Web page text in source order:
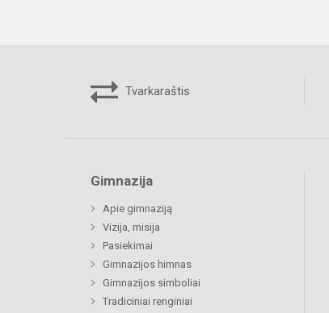
Tvarkaraštis
Gimnazija
Apie gimnaziją
Vizija, misija
Pasiekimai
Gimnazijos himnas
Gimnazijos simboliai
Tradiciniai renginiai